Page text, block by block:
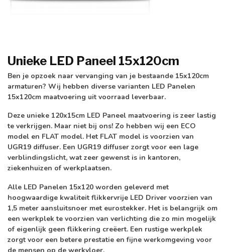
Unieke LED Paneel 15x120cm
Ben je opzoek naar vervanging van je bestaande 15x120cm
armaturen? Wij hebben diverse varianten LED Panelen
15x120cm maatvoering uit voorraad leverbaar.
Deze unieke 120x15cm LED Paneel maatvoering is zeer lastig
te verkrijgen. Maar niet bij ons! Zo hebben wij een ECO
model en FLAT model. Het FLAT model is voorzien van
UGR19 diffuser. Een UGR19 diffuser zorgt voor een lage
verblindingslicht, wat zeer gewenst is in kantoren,
ziekenhuizen of werkplaatsen.
Alle LED Panelen 15x120 worden geleverd met
hoogwaardige kwaliteit flikkervrije LED Driver voorzien van
1,5 meter aansluitsnoer met eurostekker. Het is belangrijk om
een werkplek te voorzien van verlichting die zo min mogelijk
of eigenlijk geen flikkering creëert. Een rustige werkplek
zorgt voor een betere prestatie en fijne werkomgeving voor